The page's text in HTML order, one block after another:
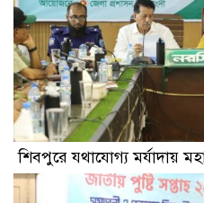
শিবপুরে যথাযোগ্য মর্যাদায়